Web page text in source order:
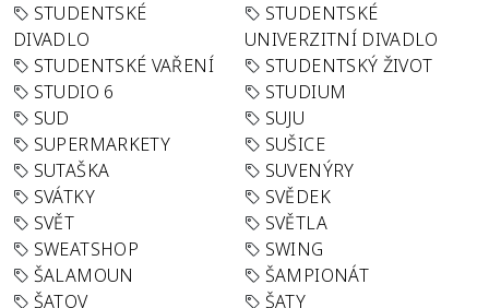
STUDENTSKÉ
DIVADLO
STUDENTSKÉ
UNIVERZITNÍ DIVADLO
STUDENTSKÉ VAŘENÍ
STUDENTSKÝ ŽIVOT
STUDIO 6
STUDIUM
SUD
SUJU
SUPERMARKETY
SUŠICE
SUTAŠKA
SUVENÝRY
SVÁTKY
SVĚDEK
SVĚT
SVĚTLA
SWEATSHOP
SWING
ŠALAMOUN
ŠAMPIONÁT
ŠATOV
ŠATY